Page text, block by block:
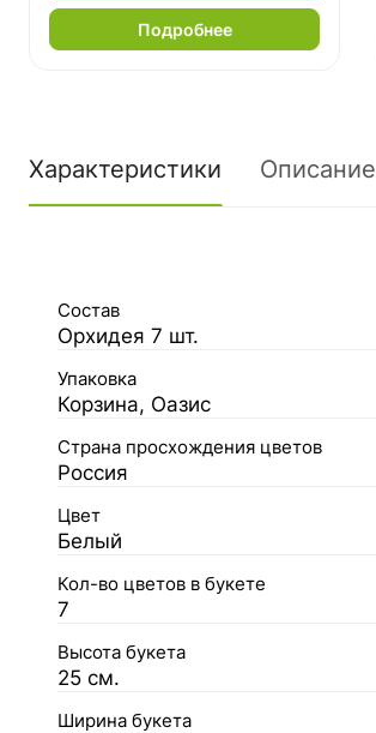
Подробнее
Характеристики Описание
Состав
Орхидея 7 шт.
Упаковка
Корзина, Оазис
Страна просхождения цветов
Россия
Цвет
Белый
Кол-во цветов в букете
7
Высота букета
25 см.
Ширина букета